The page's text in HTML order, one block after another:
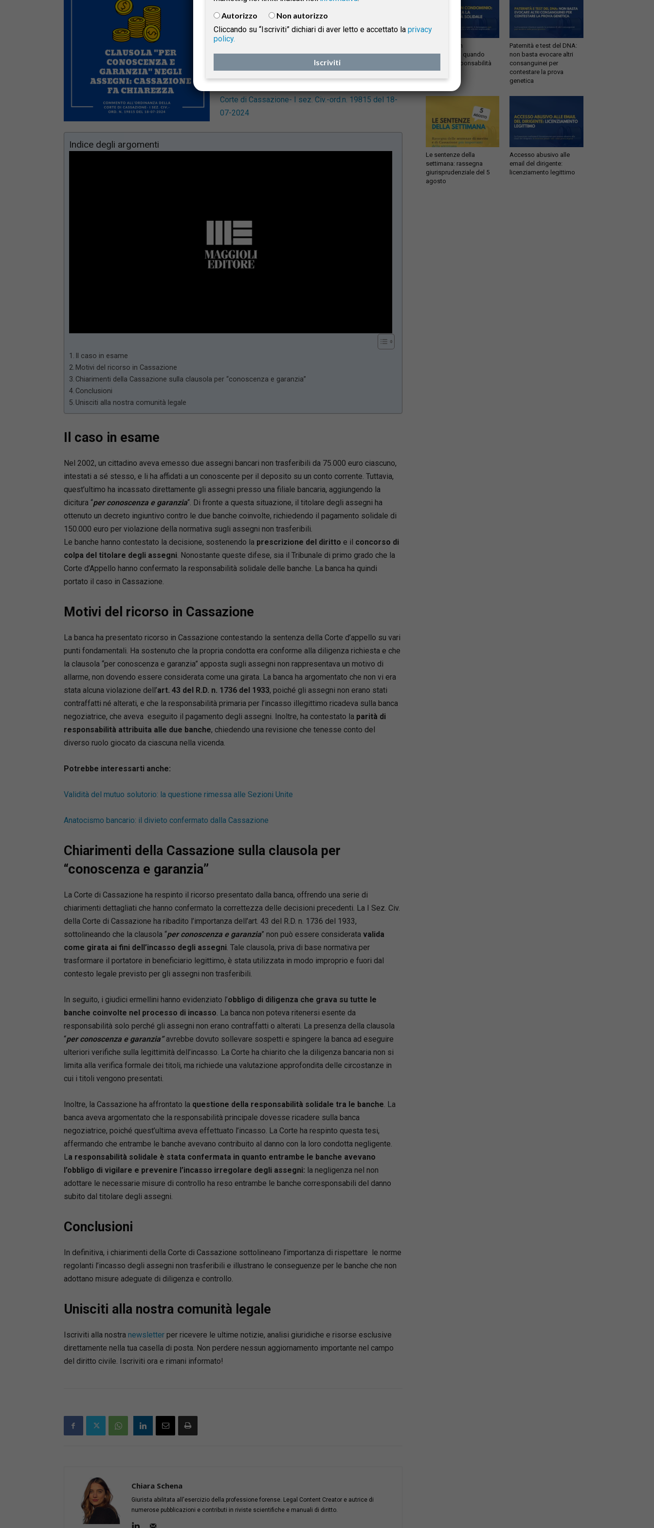
non trasferibili. L’ordinanza in commento ha chiarito
che la clausola “per conoscenza e garanzia” apposta
girata valida, e ha sottolineato l’obbligo di diligenza
delle banche nel verificare la legittimità degli incassi.
Corte di Cassazione- I sez. Civ.-ord.n. 19815 del 18-
07-2024
Indice degli argomenti
66.17%
Il caso in esame
Motivi del ricorso in Cassazione
Chiarimenti della Cassazione sulla clausola per “conoscenza e garanzia”
Conclusioni
Unisciti alla nostra comunità legale
Il caso in esame
Nel 2002, un cittadino aveva emesso due assegni bancari non trasferibili da 75.000 euro ciascuno,
intestati a sé stesso, e li ha affidati a un conoscente per il deposito su un conto corrente. Tuttavia,
quest’ultimo ha incassato direttamente gli assegni presso una filiale bancaria, aggiungendo la
dicitura “per conoscenza e garanzia“. Di fronte a questa situazione, il titolare degli assegni ha
ottenuto un decreto ingiuntivo contro le due banche coinvolte, richiedendo il pagamento solidale di
150.000 euro per violazione della normativa sugli assegni non trasferibili.
Le banche hanno contestato la decisione, sostenendo la prescrizione del diritto e il concorso di
colpa del titolare degli assegni. Nonostante queste difese, sia il Tribunale di primo grado che la
Corte d’Appello hanno confermato la responsabilità solidale delle banche. La banca ha quindi
portato il caso in Cassazione.
Motivi del ricorso in Cassazione
La banca ha presentato ricorso in Cassazione contestando la sentenza della Corte d’appello su vari
punti fondamentali. Ha sostenuto che la propria condotta era conforme alla diligenza richiesta e che
la clausola “per conoscenza e garanzia” apposta sugli assegni non rappresentava un motivo di
allarme, non dovendo essere considerata come una girata. La banca ha argomentato che non vi era
stata alcuna violazione dell’art. 43 del R.D. n. 1736 del 1933, poiché gli assegni non erano stati
contraffatti né alterati, e che la responsabilità primaria per l’incasso illegittimo ricadeva sulla banca
negoziatrice, che aveva eseguito il pagamento degli assegni. Inoltre, ha contestato laparità di
responsabilità attribuita alle due banche, chiedendo una revisione che tenesse conto del
diverso ruolo giocato da ciascuna nella vicenda.
Potrebbe interessarti anche:
Validità del mutuo solutorio: la questione rimessa alle Sezioni Unite
Anatocismo bancario: il divieto confermato dalla Cassazione
Chiarimenti della Cassazione sulla clausola per
“conoscenza e garanzia”
La Corte di Cassazione ha respinto il ricorso presentato dalla banca, offrendo una serie di
chiarimenti dettagliati che hanno confermato la correttezza delle decisioni precedenti. La I Sez. Civ.
della Corte di Cassazione ha ribadito l’importanza dell’art. 43 del R.D. n. 1736 del 1933,
sottolineando che la clausola “per conoscenza e garanzia” non può essere considerata valida
come girata ai fini dell’incasso degli assegni. Tale clausola, priva di base normativa per
trasformare il portatore in beneficiario legittimo, è stata utilizzata in modo improprio e fuori dal
contesto legale previsto per gli assegni non trasferibili.
In seguito, i giudici ermellini hanno evidenziato l’obbligo di diligenza che grava su tutte le
banche coinvolte nel processo di incasso. La banca non poteva ritenersi esente da
responsabilità solo perché gli assegni non erano contraffatti o alterati. La presenza della clausola
“per conoscenza e garanzia”avrebbe dovuto sollevare sospetti e spingere la banca ad eseguire
ulteriori verifiche sulla legittimità dell’incasso. La Corte ha chiarito che la diligenza bancaria non si
limita alla verifica formale dei titoli, ma richiede una valutazione approfondita delle circostanze in
cui i titoli vengono presentati.
Inoltre, la Cassazione ha affrontato la questione della responsabilità solidale tra le banche. La
banca aveva argomentato che la responsabilità principale dovesse ricadere sulla banca
negoziatrice, poiché quest’ultima aveva effettuato l’incasso. La Corte ha respinto questa tesi,
affermando che entrambe le banche avevano contribuito al danno con la loro condotta negligente.
La responsabilità solidale è stata confermata in quanto entrambe le banche avevano
l’obbligo di vigilare e prevenire l’incasso irregolare degli assegni: la negligenza nel non
adottare le necessarie misure di controllo ha reso entrambe le banche corresponsabili del danno
subito dal titolare degli assegni.
Conclusioni
In definitiva, i chiarimenti della Corte di Cassazione sottolineano l’importanza di rispettare le norme
regolanti l’incasso degli assegni non trasferibili e illustrano le conseguenze per le banche che non
adottano misure adeguate di diligenza e controllo.
Unisciti alla nostra comunità legale
Iscriviti alla nostra newsletterper ricevere le ultime notizie, analisi giuridiche e risorse esclusive
direttamente nella tua casella di posta. Non perdere nessun aggiornamento importante nel campo
del diritto civile. Iscriviti ora e rimani informato!
Chiara Schena
Giurista abilitata all'esercizio della professione forense. Legal Content Creator e autrice di
numerose pubblicazioni e contributi in riviste scientifiche e manuali di diritto.
Infiltrazioni in
condominio: quando
scatta la responsabilità
solidale
Paternità e test del DNA:
non basta evocare altri
consanguinei per
contestare la prova
genetica
Le sentenze della
settimana: rassegna
giurisprudenziale del 5
agosto
Accesso abusivo alle
email del dirigente:
licenziamento legittimo
Autorizzo
Non autorizzo
Cliccando su “Iscriviti” dichiari di aver letto e accettato la privacy
policy.
Iscriviti